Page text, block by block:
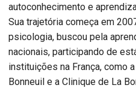
autoconhecimento e
Sua trajetória começa em
psicologia, buscou pela
nacionais, participando de
instituições na França, como
Bonneuil e a Clinique de La